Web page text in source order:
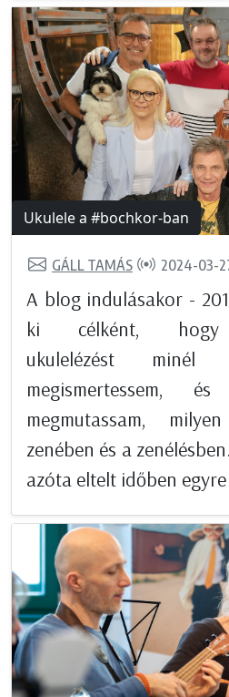
Ukulele a #bochkor-ban
GÁLL TAMÁS 2024-03-
A blog indulásakor -
ki célként,
ukulelézést minél
megismertessem,
megmutassam,
zenében és a
azóta eltelt időben